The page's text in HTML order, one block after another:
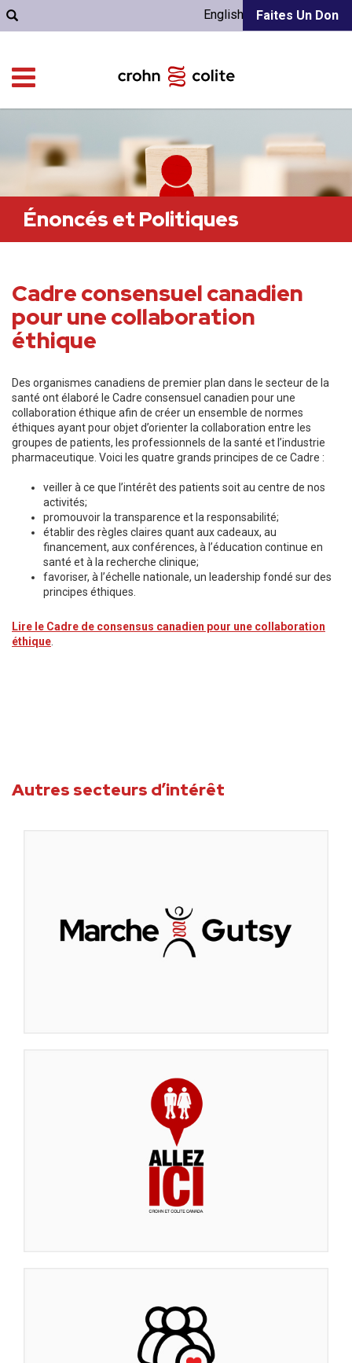
Faites Un Don
English
Énoncés et Politiques
Cadre consensuel canadien
pour une collaboration
éthique
Des organismes canadiens de premier plan dans le secteur de la
santé ont élaboré le Cadre consensuel canadien pour une
collaboration éthique afin de créer un ensemble de normes
éthiques ayant pour objet d’orienter la collaboration entre les
groupes de patients, les professionnels de la santé et l’industrie
pharmaceutique. Voici les quatre grands principes de ce Cadre :
veiller à ce que l’intérêt des patients soit au centre de nos
activités;
promouvoir la transparence et la responsabilité;
établir des règles claires quant aux cadeaux, au
financement, aux conférences, à l’éducation continue en
santé et à la recherche clinique;
favoriser, à l’échelle nationale, un leadership fondé sur des
principes éthiques.
Lire le Cadre de consensus canadien pour une collaboration
éthique
Autres secteurs d’intérêt